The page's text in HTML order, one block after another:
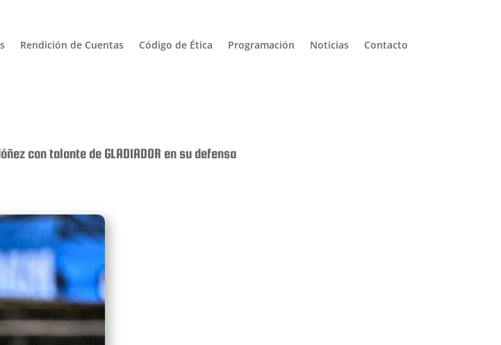
Rendición de Cuentas Código de Ética Programación Noticias Contacto
con talante de GLADIADOR en su defensa